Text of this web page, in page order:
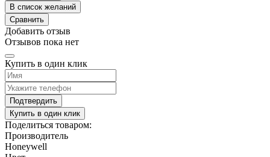
В список желаний
Сравнить
Добавить отзыв
Отзывов пока нет
Купить в один клик
Подтвердить
Купить в один клик
Поделиться товаром:
Производитель
Honeywell